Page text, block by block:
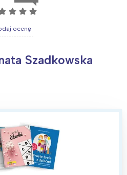
☆ ☆ ☆
ocenę
Szadkowska